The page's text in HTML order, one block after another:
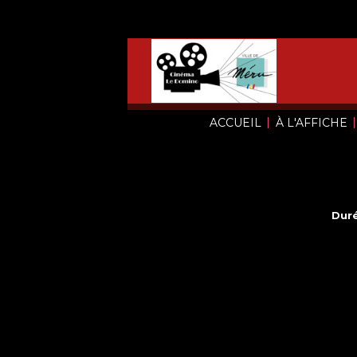
ACCUEIL | À L'AFFICHE |